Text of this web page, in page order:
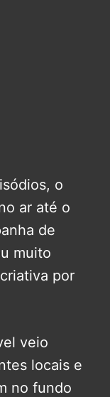
o
ar até o
de
muito
por
veio
locais e
no fundo